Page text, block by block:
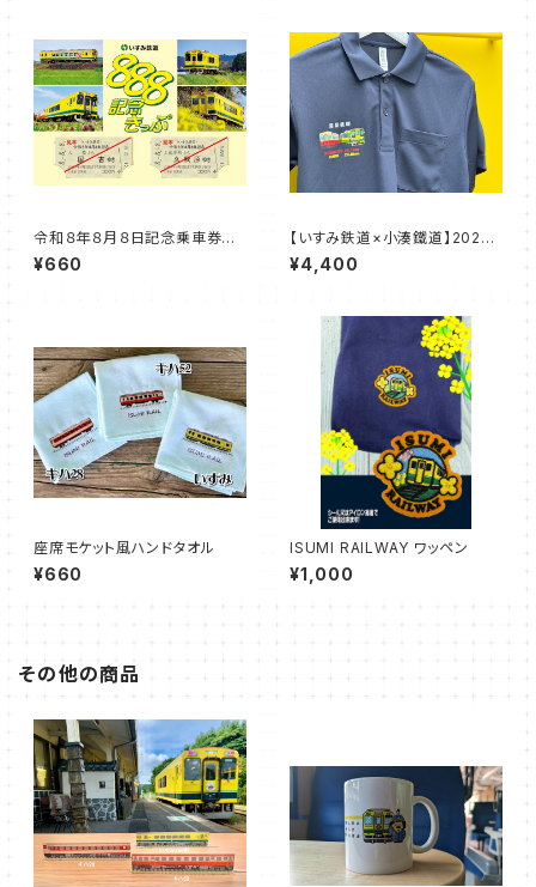
令和８年８月８日記念乗車券セ
ット【B】
¥660
【いすみ鉄道×小湊鐵道】2026
房総横断ポロシャツ
¥4,400
座席モケット風ハンドタオル
¥660
ISUMI RAILWAY ワッペン
¥1,000
その他の商品